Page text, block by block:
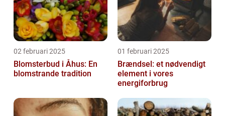
02 februari 2025
Blomsterbud i Åhus: En
blomstrande tradition
01 februari 2025
Brændsel: et nødvendigt
element i vores
energiforbrug